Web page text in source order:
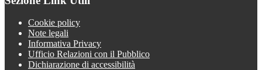
Cookie policy
Note legali
Informativa Privacy
Ufficio Relazioni con il Pubblico
Dichiarazione di accessibilità